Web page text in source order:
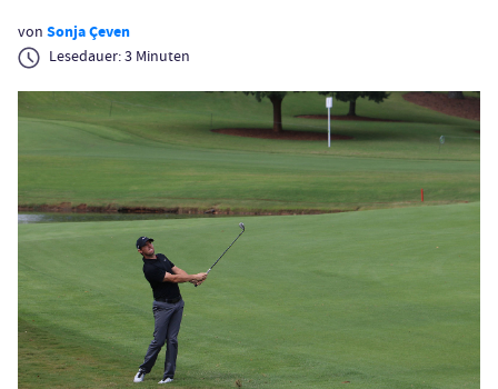
von Sonja Çeven
Lesedauer:3 Minuten